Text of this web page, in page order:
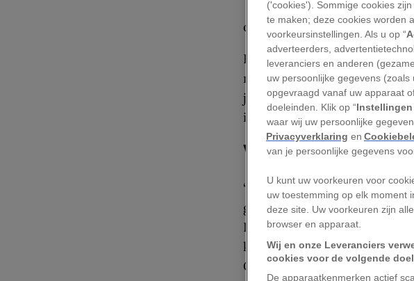
en daarop besloot
doen.
Het dier begon
metgezel wilde laten zien
jonge walvis wat de
imiteren, kwam hij
Walvissen die
‘Mijn
gedragsecoloog Cartwright
Islands in Camarillo.
knipoog naar een van haar
Cartwright.
('cookies'). Sommige cookies
te maken; deze cookies worden
voorkeursinstellingen. Als u op “
adverteerders,
leveranciers en anderen
uw persoonlijke gegevens
opgevraagd vanaf uw apparaat
doeleinden. Klik op “Instellingen
waar wij uw persoonlijke
Privacyverklaring en
van je persoonlijke gegevens
U kunt uw voorkeuren voor
uw toestemming op elk moment
deze site. Uw voorkeuren zijn
browser en apparaat.
Wij en onze Leveranciers
cookies voor de volgende
De apparaatkenmerken actief